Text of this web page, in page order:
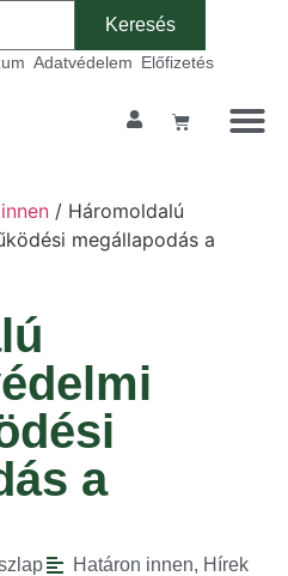
Adatvédelem Előfizetés
/ Háromoldalú
megállapodás a
a
Határon innen, Hírek